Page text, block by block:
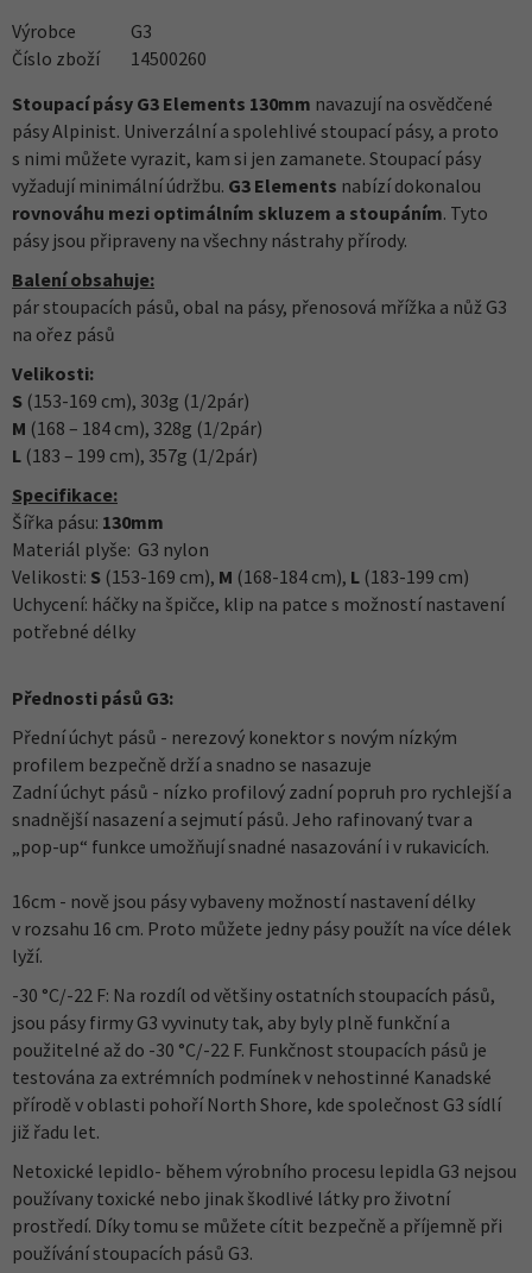
Výrobce
G3
Číslo zboží
14500260
Stoupací pásy G3 Elements 130mm navazují na osvědčené
pásy Alpinist. Univerzální a spolehlivé stoupací pásy, a proto
s nimi můžete vyrazit, kam si jen zamanete. Stoupací pásy
vyžadují minimální údržbu. G3 Elements nabízí dokonalou
rovnováhu mezi optimálním skluzem a stoupáním. Tyto
pásy jsou připraveny na všechny nástrahy přírody.
Balení obsahuje:
pár stoupacích pásů, obal na pásy, přenosová mřížka a nůž G3
na ořez pásů
Velikosti:
S (153-169 cm), 303g (1/2pár)
M (168 – 184 cm), 328g (1/2pár)
L (183 – 199 cm), 357g (1/2pár)
Specifikace:
Šířka pásu: 130mm
Materiál plyše: G3 nylon
Velikosti: S (153-169 cm), M (168-184 cm), L (183-199 cm)
Uchycení: háčky na špičce, klip na patce s možností nastavení
potřebné délky
Přednosti pásů G3:
Přední úchyt pásů - nerezový konektor s novým nízkým
profilem bezpečně drží a snadno se nasazuje
Zadní úchyt pásů - nízko profilový zadní popruh pro rychlejší a
snadnější nasazení a sejmutí pásů. Jeho rafinovaný tvar a
„pop-up“ funkce umožňují snadné nasazování i v rukavicích.
16cm - nově jsou pásy vybaveny možností nastavení délky
v rozsahu 16 cm. Proto můžete jedny pásy použít na více délek
lyží.
-30 °C/-22 F: Na rozdíl od většiny ostatních stoupacích pásů,
jsou pásy firmy G3 vyvinuty tak, aby byly plně funkční a
použitelné až do -30 °C/-22 F. Funkčnost stoupacích pásů je
testována za extrémních podmínek v nehostinné Kanadské
přírodě v oblasti pohoří North Shore, kde společnost G3 sídlí
již řadu let.
Netoxické lepidlo- během výrobního procesu lepidla G3 nejsou
používany toxické nebo jinak škodlivé látky pro životní
prostředí. Díky tomu se můžete cítit bezpečně a příjemně při
používání stoupacích pásů G3.